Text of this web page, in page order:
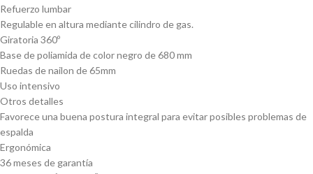
Refuerzo lumbar
Regulable en altura mediante cilindro de gas.
Giratoria 360º
Base de poliamida de color negro de 680 mm
Ruedas de nailon de 65mm
Uso intensivo
Otros detalles
Favorece una buena postura integral para evitar posibles problemas de
espalda
Ergonómica
36 meses de garantía